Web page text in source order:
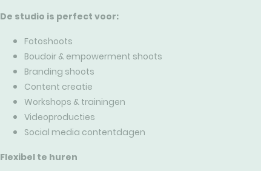
De studio is perfect voor:
Fotoshoots
Boudoir & empowerment shoots
Branding shoots
Content creatie
Workshops & trainingen
Videoproducties
Social media contentdagen
Flexibel te huren